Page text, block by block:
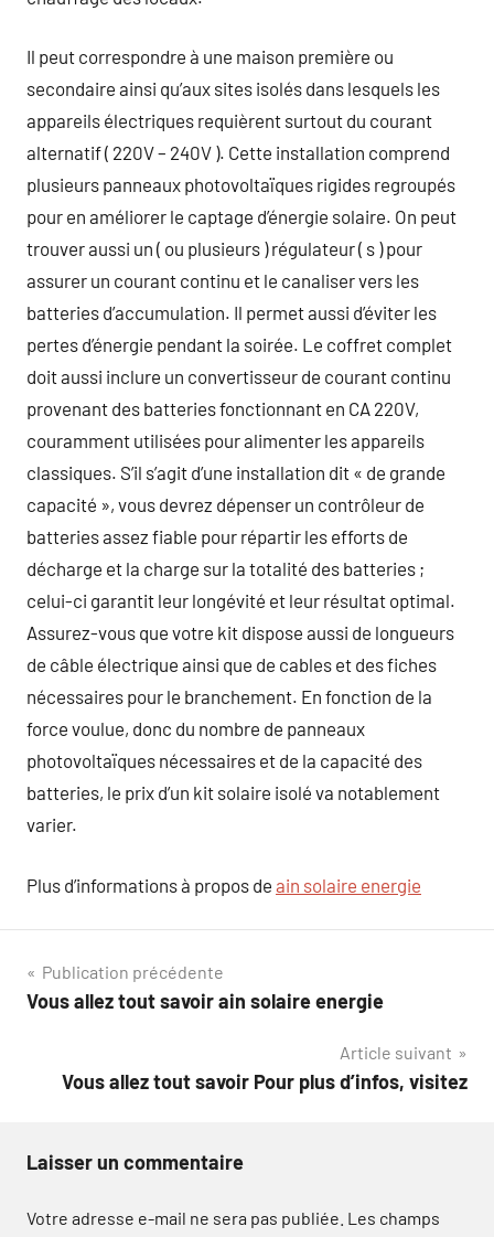
Il peut correspondre à une maison première ou
secondaire ainsi qu’aux sites isolés dans lesquels les
appareils électriques requièrent surtout du courant
alternatif ( 220V – 240V ). Cette installation comprend
plusieurs panneaux photovoltaïques rigides regroupés
pour en améliorer le captage d’énergie solaire. On peut
trouver aussi un ( ou plusieurs ) régulateur ( s ) pour
assurer un courant continu et le canaliser vers les
batteries d’accumulation. Il permet aussi d’éviter les
pertes d’énergie pendant la soirée. Le coffret complet
doit aussi inclure un convertisseur de courant continu
provenant des batteries fonctionnant en CA 220V,
couramment utilisées pour alimenter les appareils
classiques. S’il s’agit d’une installation dit « de grande
capacité », vous devrez dépenser un contrôleur de
batteries assez fiable pour répartir les efforts de
décharge et la charge sur la totalité des batteries ;
celui-ci garantit leur longévité et leur résultat optimal.
Assurez-vous que votre kit dispose aussi de longueurs
de câble électrique ainsi que de cables et des fiches
nécessaires pour le branchement. En fonction de la
force voulue, donc du nombre de panneaux
photovoltaïques nécessaires et de la capacité des
batteries, le prix d’un kit solaire isolé va notablement
varier.
Plus d’informations à propos de ain solaire energie
Navigation
de
Publication précédente
Vous allez tout savoir ain solaire energie
Article suivant
Vous allez tout savoir Pour plus d’infos, visitez
Laisser un commentaire
Votre adresse e-mail ne sera pas publiée. Les champs